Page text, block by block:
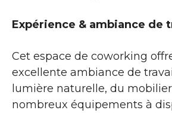
Expérience & ambiance de
Cet espace de coworking
excellente ambiance de
lumière naturelle, du
nombreux équipements à